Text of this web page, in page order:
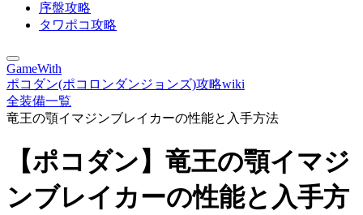
序盤攻略
タワポコ攻略
GameWith
ポコダン(ポコロンダンジョンズ)攻略wiki
全装備一覧
竜王の顎イマジンブレイカーの性能と入手方法
【ポコダン】竜王の顎イマジ
ンブレイカーの性能と入手方